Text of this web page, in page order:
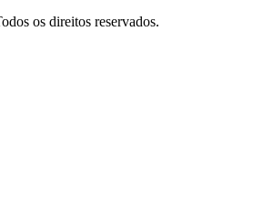
os direitos reservados.